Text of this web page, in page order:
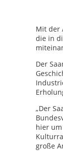
Mit der
die in
Der
„Der
hier
große